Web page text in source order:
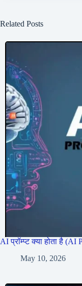
Related Posts
AI प्रॉम्प्ट क्या होता है
May 10, 2026